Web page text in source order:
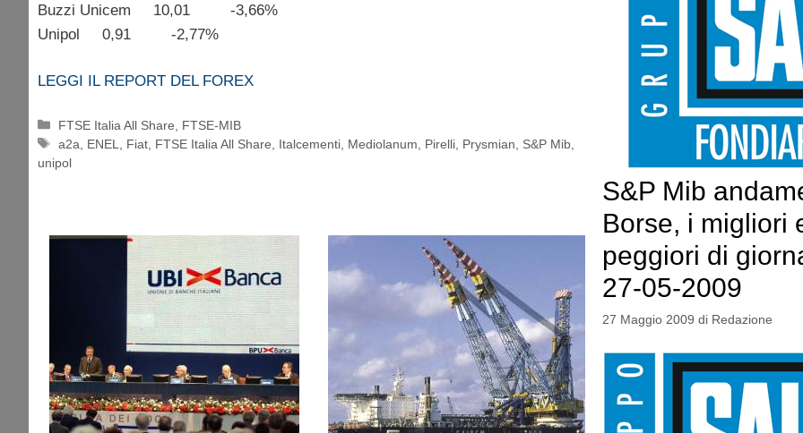
Buzzi Unicem 10,01 -3,66%
Unipol 0,91 -2,77%
LEGGI IL REPORT DEL FOREX
Categorie
FTSE Italia All Share
FTSE-MIB
Tag
a2a ENEL Fiat FTSE Italia All Share Italcementi Mediolanum Pirelli Prysmian S&P Mib
unipol
S&P Mib
Borse, i migliori
peggiori di
27-05-2009
27 Maggio 2009 di Redazione